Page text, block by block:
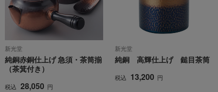
新光堂
純銅赤銅仕上げ 急須・茶筒揃
（茶箕付き）
税込 28,050 円
新光堂
純銅 高輝仕上げ 鎚目茶筒
税込 13,200 円